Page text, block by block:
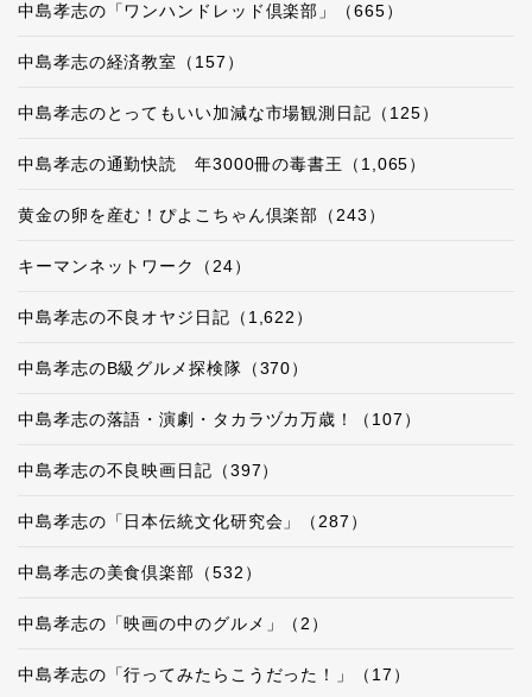
中島孝志の「ワンハンドレッド倶楽部」（665）
中島孝志の経済教室（157）
中島孝志のとってもいい加減な市場観測日記（125）
中島孝志の通勤快読 年3000冊の毒書王（1,065）
黄金の卵を産む！ぴよこちゃん倶楽部（243）
キーマンネットワーク（24）
中島孝志の不良オヤジ日記（1,622）
中島孝志のB級グルメ探検隊（370）
中島孝志の落語・演劇・タカラヅカ万歳！（107）
中島孝志の不良映画日記（397）
中島孝志の「日本伝統文化研究会」（287）
中島孝志の美食倶楽部（532）
中島孝志の「映画の中のグルメ」（2）
中島孝志の「行ってみたらこうだった！」（17）